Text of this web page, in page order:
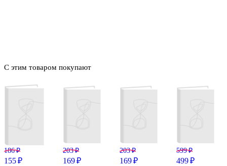
С этим товаром покупают
186 ₽
155 ₽
203 ₽
169 ₽
203 ₽
169 ₽
599 ₽
499 ₽